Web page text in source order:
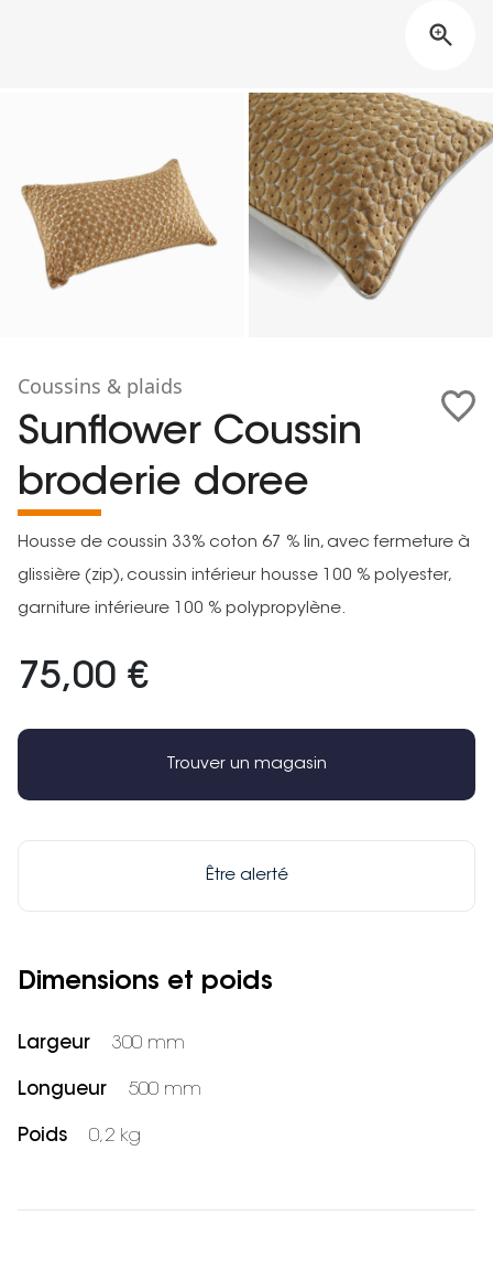
Coussins & plaids
Sunflower Coussin
broderie doree
Housse de coussin 33% coton 67 % lin, avec fermeture à
glissière (zip), coussin intérieur housse 100 % polyester,
garniture intérieure 100 % polypropylène.
75,00 €
Trouver un magasin
Être alerté
Dimensions et poids
Largeur 300 mm
Longueur 500 mm
Poids 0,2 kg